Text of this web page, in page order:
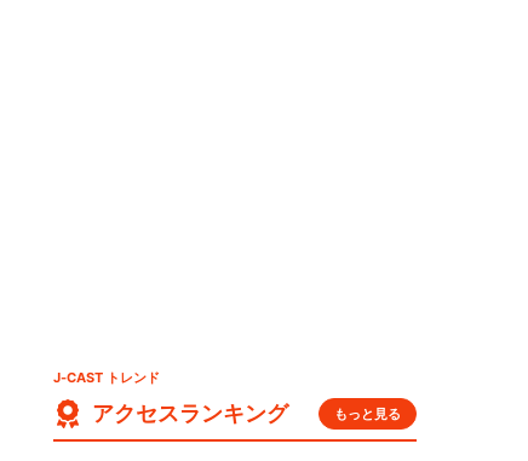
J-CAST トレンド
アクセスランキング もっと見る